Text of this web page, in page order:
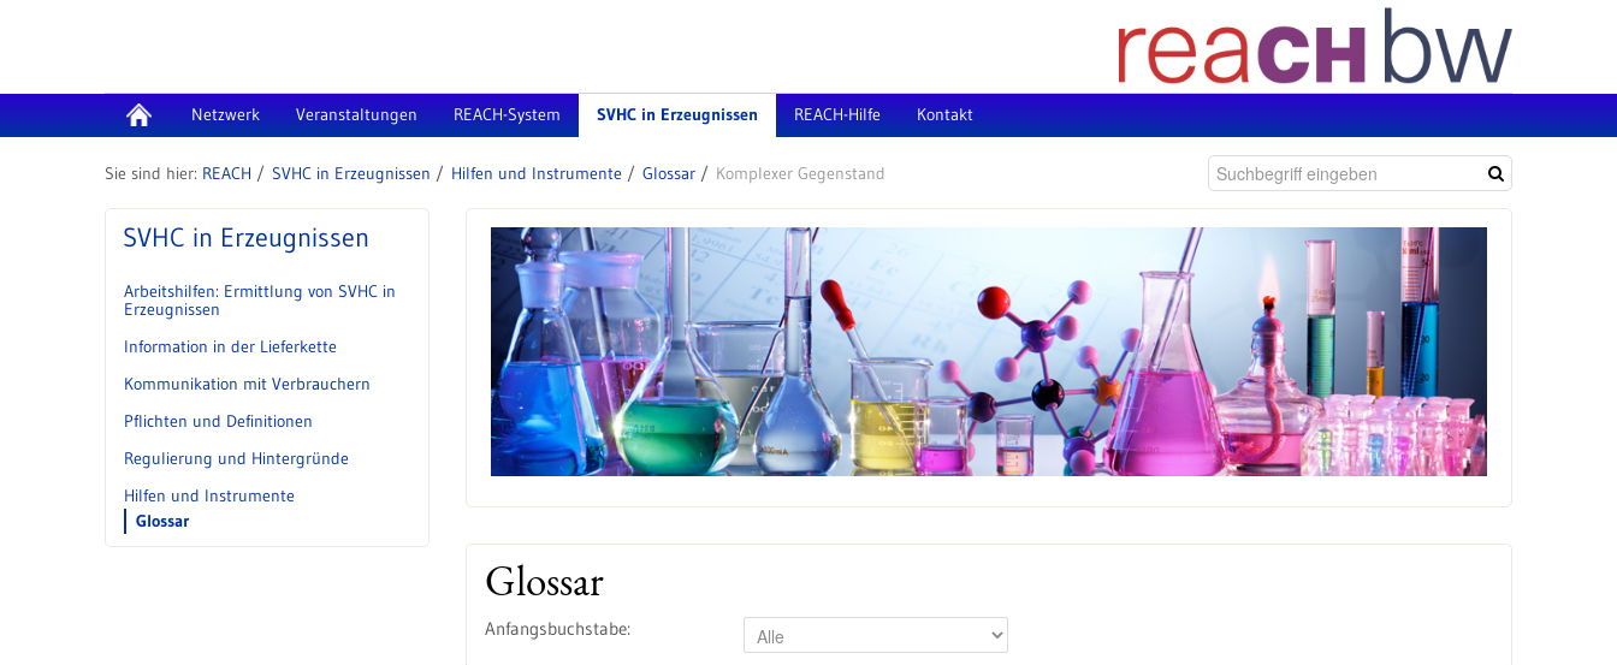
Netzwerk Veranstaltungen REACH-System SVHC in Erzeugnissen REACH-Hilfe Kontakt
REACH SVHC in Erzeugnissen Hilfen und Instrumente Glossar Komplexer Gegenstand
SVHC in Erzeugnissen
Arbeitshilfen: Ermittlung von SVHC in
Erzeugnissen
Information in der Lieferkette
Kommunikation mit Verbrauchern
Pflichten und Definitionen
Regulierung und Hintergründe
Hilfen und Instrumente
Glossar
Glossar
Anfangsbuchstabe: